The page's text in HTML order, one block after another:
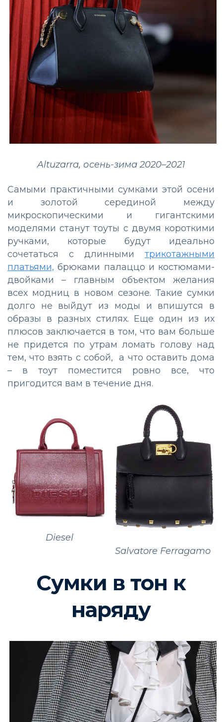
Altuzarra, осень-зима 2020–2021
Самыми практичными сумками этой осени
и золотой серединой между
микроскопическими и гигантскими
моделями станут тоуты с двумя короткими
ручками, которые будут идеально
сочетаться с длинными трикотажными
платьями, брюками палаццо и костюмами-
двойками – главным объектом желания
всех модниц в новом сезоне. Такие сумки
долго не выйдут из моды и впишутся в
образы в разных стилях. Еще один из их
плюсов заключается в том, что вам больше
не придется по утрам ломать голову над
тем, что взять с собой, а что оставить дома
– в тоут поместится ровно все, что
пригодится вам в течение дня.
Diesel
Salvatore Ferragamo
Сумки в тон к
наряду